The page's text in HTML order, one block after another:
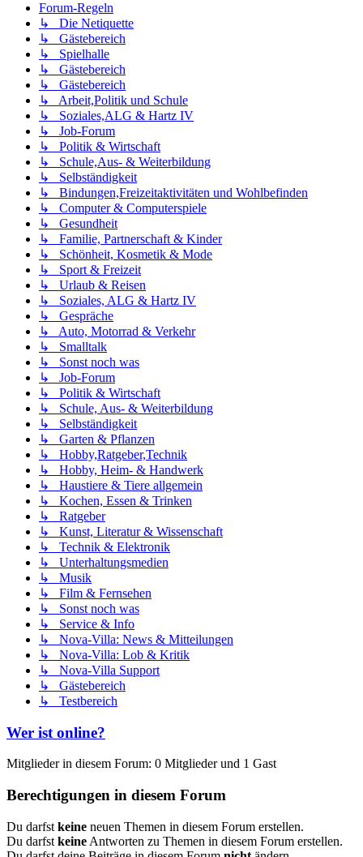
Forum-Regeln
↳ Die Netiquette
↳ Gästebereich
↳ Spielhalle
↳ Gästebereich
↳ Gästebereich
↳ Arbeit,Politik und Schule
↳ Soziales,ALG & Hartz IV
↳ Job-Forum
↳ Politik & Wirtschaft
↳ Schule,Aus- & Weiterbildung
↳ Selbständigkeit
↳ Bindungen,Freizeitaktivitäten und Wohlbefinden
↳ Computer & Computerspiele
↳ Gesundheit
↳ Familie, Partnerschaft & Kinder
↳ Schönheit, Kosmetik & Mode
↳ Sport & Freizeit
↳ Urlaub & Reisen
↳ Soziales, ALG & Hartz IV
↳ Gespräche
↳ Auto, Motorrad & Verkehr
↳ Smalltalk
↳ Sonst noch was
↳ Job-Forum
↳ Politik & Wirtschaft
↳ Schule, Aus- & Weiterbildung
↳ Selbständigkeit
↳ Garten & Pflanzen
↳ Hobby,Ratgeber,Technik
↳ Hobby, Heim- & Handwerk
↳ Haustiere & Tiere allgemein
↳ Kochen, Essen & Trinken
↳ Ratgeber
↳ Kunst, Literatur & Wissenschaft
↳ Technik & Elektronik
↳ Unterhaltungsmedien
↳ Musik
↳ Film & Fernsehen
↳ Sonst noch was
↳ Service & Info
↳ Nova-Villa: News & Mitteilungen
↳ Nova-Villa: Lob & Kritik
↳ Nova-Villa Support
↳ Gästebereich
↳ Testbereich
Wer ist online?
Mitglieder in diesem Forum: 0 Mitglieder und 1 Gast
Berechtigungen in diesem Forum
Du darfst keine neuen Themen in diesem Forum erstellen.
Du darfst keine Antworten zu Themen in diesem Forum erstellen.